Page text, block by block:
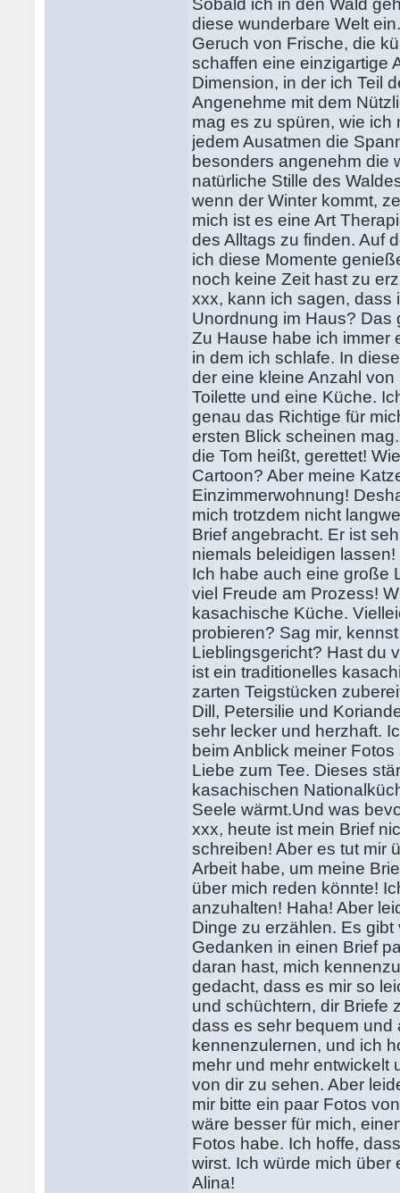
Sobald ich in den Wald
diese wunderbare Welt
Geruch von Frische, die
schaffen eine einzigartige
Dimension, in der ich Teil
Angenehme mit dem
mag es zu spüren, wie ich
jedem Ausatmen die
besonders angenehm die
natürliche Stille des
wenn der Winter kommt,
mich ist es eine Art
des Alltags zu finden. Auf
ich diese Momente
noch keine Zeit hast zu
xxx, kann ich sagen, dass
Unordnung im Haus? Das
Zu Hause habe ich immer
in dem ich schlafe. In
der eine kleine Anzahl
Toilette und eine Küche.
genau das Richtige für
ersten Blick scheinen
die Tom heißt, gerettet!
Cartoon? Aber meine
Einzimmerwohnung!
mich trotzdem nicht
Brief angebracht. Er ist
niemals beleidigen lassen!
Ich habe auch eine große
viel Freude am Prozess!
kasachische Küche.
probieren? Sag mir,
Lieblingsgericht? Hast du
ist ein traditionelles
zarten Teigstücken
Dill, Petersilie und
sehr lecker und herzhaft.
beim Anblick meiner
Liebe zum Tee. Dieses
kasachischen
Seele wärmt.Und was
xxx, heute ist mein Brief
schreiben! Aber es tut mir
Arbeit habe, um meine
über mich reden könnte!
anzuhalten! Haha! Aber
Dinge zu erzählen. Es
Gedanken in einen Brief
daran hast, mich
gedacht, dass es mir so
und schüchtern, dir Briefe
dass es sehr bequem und
kennenzulernen, und ich
mehr und mehr entwickelt
von dir zu sehen. Aber
mir bitte ein paar Fotos
wäre besser für mich,
Fotos habe. Ich hoffe,
wirst. Ich würde mich über
Alina!